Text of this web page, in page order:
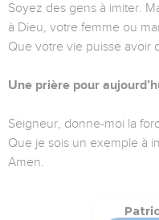
Soyez des gens à imiter.
à Dieu, votre femme ou
Que votre vie puisse avoir
Une prière pour
Seigneur, donne-moi la
Que je sois un exemple à
Amen.